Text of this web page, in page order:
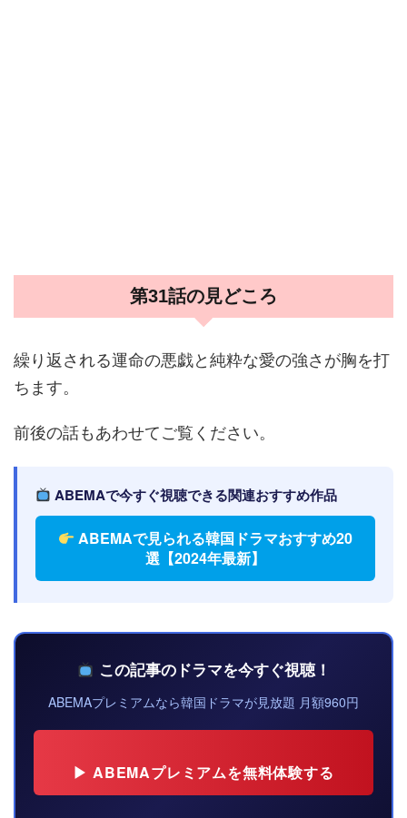
第31話の見どころ
繰り返される運命の悪戯と純粋な愛の強さが胸を打
ちます。
前後の話もあわせてご覧ください。
ABEMAで今すぐ視聴できる関連おすすめ作品
ABEMAで見られる韓国ドラマおすすめ20
選【2024年最新】
この記事のドラマを今すぐ視聴！
ABEMAプレミアムなら韓国ドラマが見放題 月額960円
▶ ABEMAプレミアムを無料体験する